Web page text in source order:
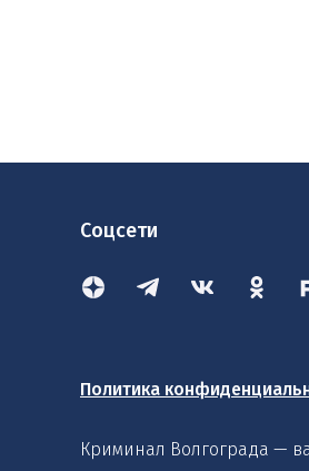
Соцсети
Политика
Криминал Волгограда —